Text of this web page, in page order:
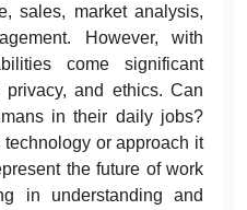
sales, market analysis,
However, with
come significant
privacy, and ethics. Can
in their daily jobs?
or approach it
the future of work
in understanding and